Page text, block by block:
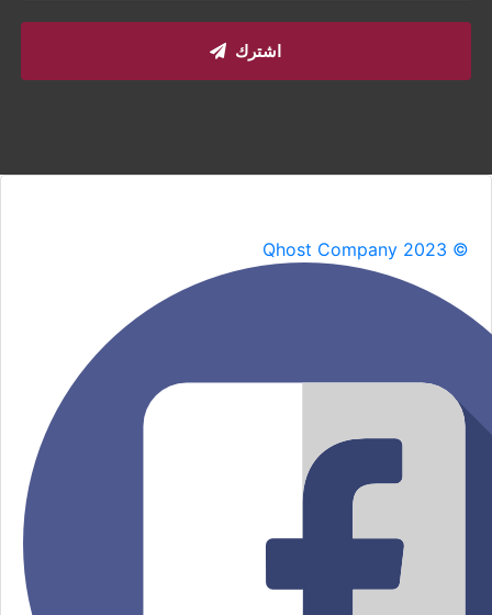
اشترك
Qhost Company 2023 ©